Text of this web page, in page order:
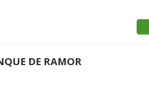
DE RAMOR